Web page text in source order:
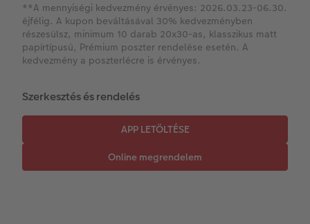
Kiegészítők
CEWE myPhotos
XXL Retró fotó
Kiegészítők
CEWE myPhotos
**A mennyiségi kedvezmény érvényes: 2026.03.23-06.30.
éjfélig. A kupon beváltásával 30% kedvezményben
részesülsz, minimum 10 darab 20x30-as, klasszikus matt
papírtípusú, Prémium poszter rendelése esetén. A
kedvezmény a poszterlécre is érvényes.
Szerkesztés és rendelés